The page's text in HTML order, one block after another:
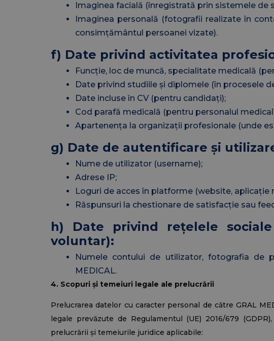
Imaginea facială (înregistrată prin sistemele de
Imaginea personală (fotografii realizate în
consimțământul persoanei vizate).
f) Date privind activitatea
Funcție, loc de muncă, specialitate medicală
Date privind studiile și diplomele (în procesele
Date incluse în CV (pentru candidați);
Cod parafă medicală (pentru personalul
Apartenența la organizații profesionale (unde
g) Date de autentificare și
Nume de utilizator (username);
Adrese IP;
Loguri de acces în platforme (website, aplicație
Răspunsuri la chestionare de satisfacție sau
h) Date privind rețelele
voluntar):
Numele contului de utilizator, fotografia de
MEDICAL.
4. Scopuri și temeiuri legale ale prelucrării
Prelucrarea datelor cu caracter personal de către GRAL
legale prevăzute de Regulamentul (UE) 2016/679
prelucrării și temeiurile juridice aplicabile: